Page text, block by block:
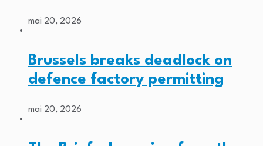
mai 20, 2026
Brussels breaks deadlock on
defence factory permitting
mai 20, 2026